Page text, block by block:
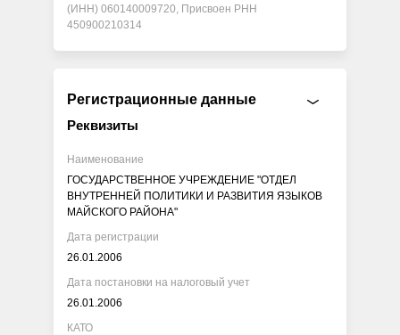
(ИНН) 060140009720, Присвоен РНН
450900210314
Регистрационные данные
Реквизиты
Наименование
ГОСУДАРСТВЕННОЕ УЧРЕЖДЕНИЕ "ОТДЕЛ
ВНУТРЕННЕЙ ПОЛИТИКИ И РАЗВИТИЯ ЯЗЫКОВ
МАЙСКОГО РАЙОНА"
Дата регистрации
26.01.2006
Дата постановки на налоговый учет
26.01.2006
КАТО